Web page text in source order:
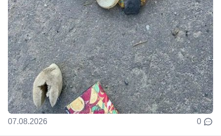
07.08.2026 0